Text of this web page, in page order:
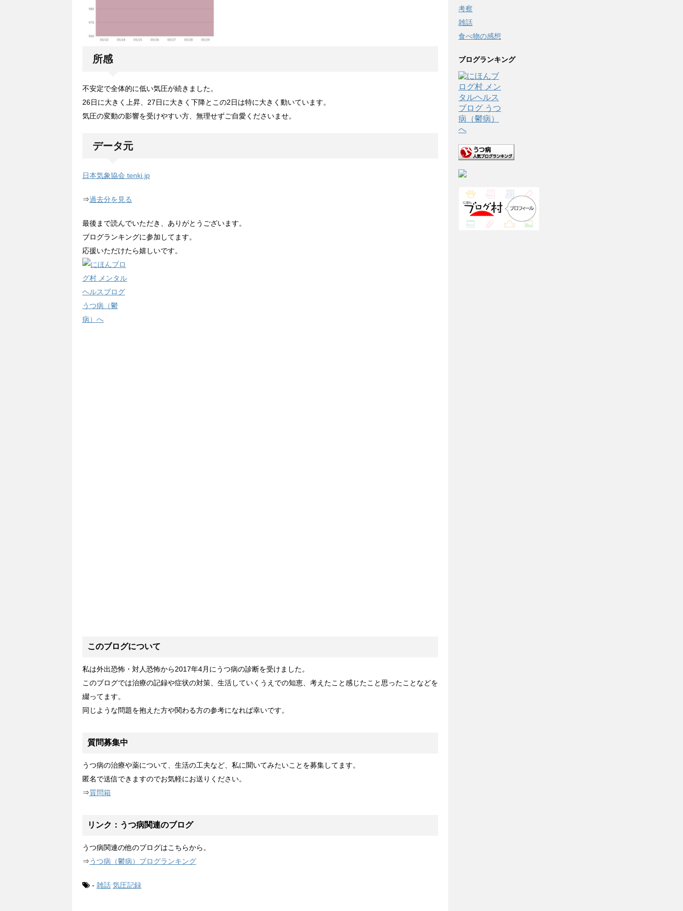
所感
不安定で全体的に低い気圧が続きました。
26日に大きく上昇、27日に大きく下降とこの2日は特に大きく動いています。
気圧の変動の影響を受けやすい方、無理せずご自愛くださいませ。
データ元
日本気象協会 tenki.jp
⇒過去分を見る
最後まで読んでいただき、ありがとうございます。
ブログランキングに参加してます。
応援いただけたら嬉しいです。
このブログについて
私は外出恐怖・対人恐怖から2017年4月にうつ病の診断を受けました。
このブログでは治療の記録や症状の対策、生活していくうえでの知恵、考えたこと感じたこと思ったことなどを
綴ってます。
同じような問題を抱えた方や関わる方の参考になれば幸いです。
質問募集中
うつ病の治療や薬について、生活の工夫など、私に聞いてみたいことを募集してます。
匿名で送信できますのでお気軽にお送りください。
⇒質問箱
リンク：うつ病関連のブログ
うつ病関連の他のブログはこちらから。
⇒うつ病（鬱病）ブログランキング
- 雑話 気圧記録
考察
雑話
食べ物の感想
ブログランキング